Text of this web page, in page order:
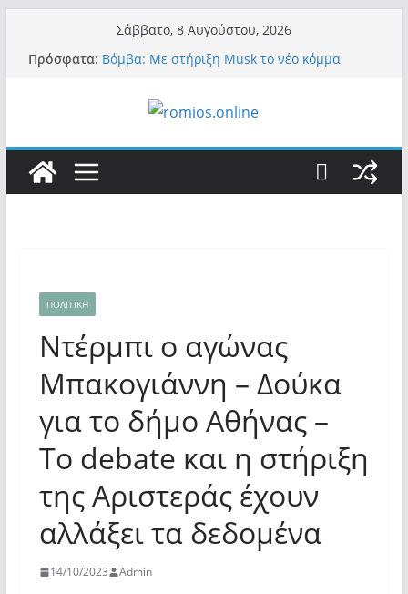
περιεχόμενο
Σάββατο, 8 Αυγούστου, 2026
Πρόσφατα: Βόμβα: Με στήριξη Musk το νέο κόμμα
πανικό, πατριωτικό τσουνάμι σαρώνει την
εγκλήματά του στην πανδημία – Στην Ελλάδα
τον έκαναν μέλος της Ακαδημίας Αθηνών!
Οι ρυθμιστές – Σαμαράς και Κασιδιάρης θα
ΠΟΛΙΤΙΚΗ
Ντέρμπι ο αγώνας
Μπακογιάννη – Δούκα
για το δήμο Αθήνας –
Το debate και η στήριξη
της Αριστεράς έχουν
αλλάξει τα δεδομένα
14/10/2023 Admin